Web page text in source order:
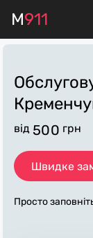
M911
від 500 грн
Швидке
Просто
питання по